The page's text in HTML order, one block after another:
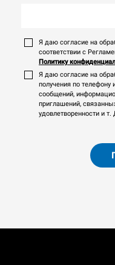
Я даю согласие на
соответствии с
Политику
Я даю согласие на
получения по телефону
сообщений,
приглашений,
удовлетворенности и т.